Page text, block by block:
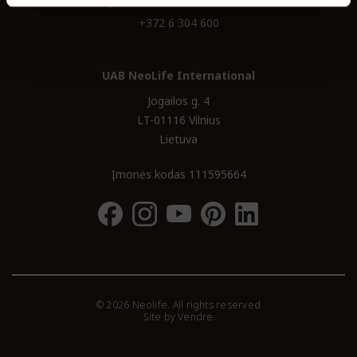
+372 6 304 600
UAB NeoLife International
Jogailos g. 4
LT-01116 Vilnius
Lietuva
Įmonės kodas 111595664
© 2026 Neolife. All rights reserved
Site byVendre